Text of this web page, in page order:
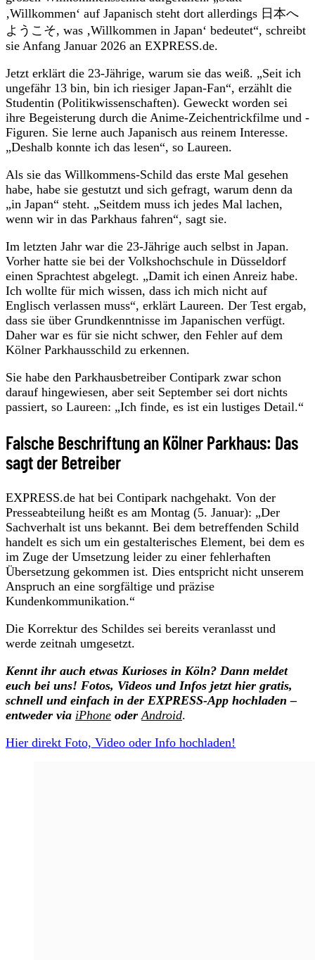
‚Willkommen‘ auf Japanisch steht dort allerdings 日本へ
ようこそ, was ‚Willkommen in Japan‘ bedeutet“, schreibt
sie Anfang Januar 2026 an EXPRESS.de.
Jetzt erklärt die 23-Jährige, warum sie das weiß. „Seit ich
ungefähr 13 bin, bin ich riesiger Japan-Fan“, erzählt die
Studentin (Politikwissenschaften). Geweckt worden sei
ihre Begeisterung durch die Anime-Zeichentrickfilme und -
Figuren. Sie lerne auch Japanisch aus reinem Interesse.
„Deshalb konnte ich das lesen“, so Laureen.
Als sie das Willkommens-Schild das erste Mal gesehen
habe, habe sie gestutzt und sich gefragt, warum denn da
„in Japan“ steht. „Seitdem muss ich jedes Mal lachen,
wenn wir in das Parkhaus fahren“, sagt sie.
Im letzten Jahr war die 23-Jährige auch selbst in Japan.
Vorher hatte sie bei der Volkshochschule in Düsseldorf
einen Sprachtest abgelegt. „Damit ich einen Anreiz habe.
Ich wollte für mich wissen, dass ich mich nicht auf
Englisch verlassen muss“, erklärt Laureen. Der Test ergab,
dass sie über Grundkenntnisse im Japanischen verfügt.
Daher war es für sie nicht schwer, den Fehler auf dem
Kölner Parkhausschild zu erkennen.
Sie habe den Parkhausbetreiber Contipark zwar schon
darauf hingewiesen, aber seit September sei dort nichts
passiert, so Laureen: „Ich finde, es ist ein lustiges Detail.“
Falsche Beschriftung an Kölner Parkhaus: Das
sagt der Betreiber
EXPRESS.de hat bei Contipark nachgehakt. Von der
Presseabteilung heißt es am Montag (5. Januar): „Der
Sachverhalt ist uns bekannt. Bei dem betreffenden Schild
handelt es sich um ein gestalterisches Element, bei dem es
im Zuge der Umsetzung leider zu einer fehlerhaften
Übersetzung gekommen ist. Dies entspricht nicht unserem
Anspruch an eine sorgfältige und präzise
Kundenkommunikation.“
Die Korrektur des Schildes sei bereits veranlasst und
werde zeitnah umgesetzt.
Kennt ihr auch etwas Kurioses in Köln? Dann meldet
euch bei uns! Fotos, Videos und Infos jetzt hier gratis,
schnell und einfach in der EXPRESS-App hochladen –
entweder via iPhone oder Android.
Hier direkt Foto, Video oder Info hochladen!